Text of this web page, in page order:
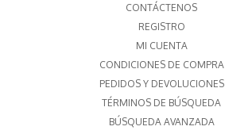
CONTÁCTENOS
REGISTRO
MI CUENTA
CONDICIONES DE COMPRA
PEDIDOS Y DEVOLUCIONES
TÉRMINOS DE BÚSQUEDA
BÚSQUEDA AVANZADA